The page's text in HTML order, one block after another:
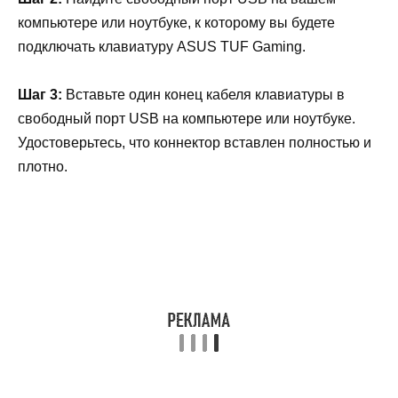
компьютере или ноутбуке, к которому вы будете
подключать клавиатуру ASUS TUF Gaming.
Шаг 3: Вставьте один конец кабеля клавиатуры в
свободный порт USB на компьютере или ноутбуке.
Удостоверьтесь, что коннектор вставлен полностью и
плотно.